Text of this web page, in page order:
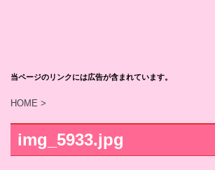
当ページのリンクには広告が含まれています。
HOME >
img_5933.jpg